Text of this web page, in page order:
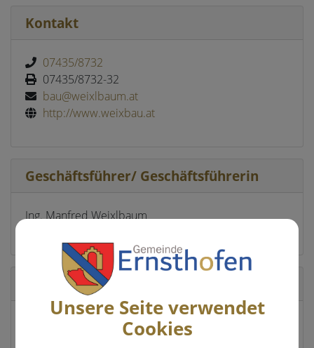
Kontakt
07435/8732
07435/8732-32
bau@weixlbaum.at
http://www.weixbau.at
Geschäftsführer/ Geschäftsführerin
Ing. Manfred Weixlbaum
Standort
Unsere Seite verwendet
Cookies